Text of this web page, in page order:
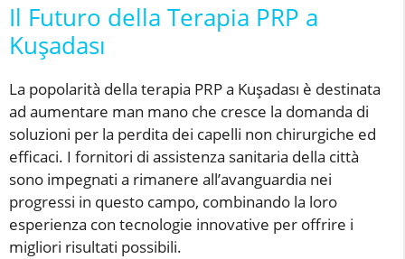
Il Futuro della Terapia PRP a
Kuşadası
La popolarità della terapia PRP a Kuşadası è destinata
ad aumentare man mano che cresce la domanda di
soluzioni per la perdita dei capelli non chirurgiche ed
efficaci. I fornitori di assistenza sanitaria della città
sono impegnati a rimanere all’avanguardia nei
progressi in questo campo, combinando la loro
esperienza con tecnologie innovative per offrire i
migliori risultati possibili.